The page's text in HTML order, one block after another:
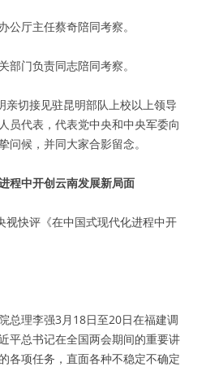
公厅主任蔡奇陪同考察。
部门负责同志陪同考察。
切接见驻昆明部队上校以上领导
员代表，代表党中央和中央军委向
问候，并同大家合影留念。
程中开创云南发展新局面
视快评《在中国式现代化进程中开
总理李强3月18日至20日在福建调
平总书记在全国两会期间的重要讲
各项任务，直面各种不稳定不确定